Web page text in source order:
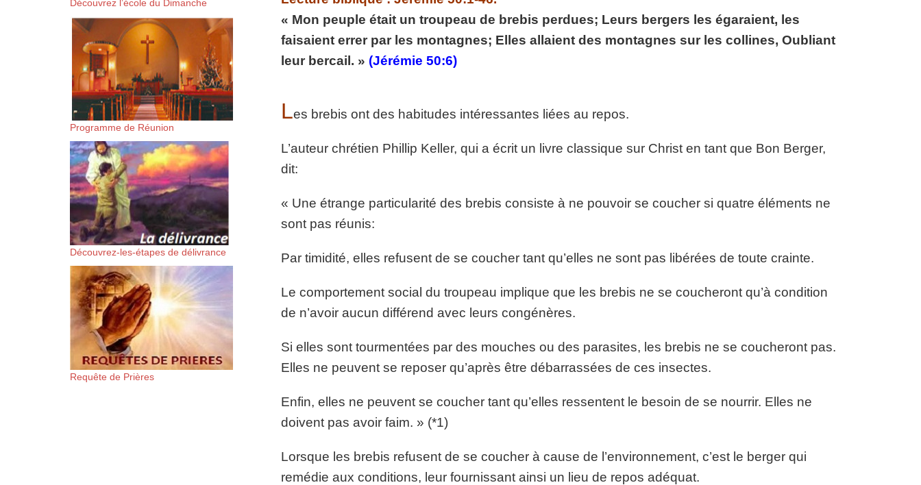
volume.
suis-sans-rien-a-moi.mp3 http://www.lafoiapostolique.org/wp-
content/uploads/2018/06/Es-tu-lasse-rempli-de-tritesse.mp3
Découvrez l’école du Dimanche
Programme de Réunion
Découvrez-les-étapes de délivrance
Requête de Prières
« Mon peuple était un troupeau de brebis perdues; Leurs bergers les égaraient, les
faisaient errer par les montagnes; Elles allaient des montagnes sur les collines, Oubliant
leur bercail. » (Jérémie 50:6)
Les brebis ont des habitudes intéressantes liées au repos.
L’auteur chrétien Phillip Keller, qui a écrit un livre classique sur Christ en tant que Bon Berger,
dit:
« Une étrange particularité des brebis consiste à ne pouvoir se coucher si quatre éléments ne
sont pas réunis:
Par timidité, elles refusent de se coucher tant qu’elles ne sont pas libérées de toute crainte.
Le comportement social du troupeau implique que les brebis ne se coucheront qu’à condition
de n’avoir aucun différend avec leurs congénères.
Si elles sont tourmentées par des mouches ou des parasites, les brebis ne se coucheront pas.
Elles ne peuvent se reposer qu’après être débarrassées de ces insectes.
Enfin, elles ne peuvent se coucher tant qu’elles ressentent le besoin de se nourrir. Elles ne
doivent pas avoir faim. » (*1)
Lorsque les brebis refusent de se coucher à cause de l’environnement, c’est le berger qui
remédie aux conditions, leur fournissant ainsi un lieu de repos adéquat.